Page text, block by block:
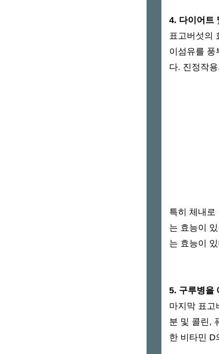
4. 다이어트
표고버섯의
이섬유를 풍
다. 진정작
특히 체내로
는 효능이
는 효능이
5. 구루병을
마지막 표고
분 및 콜린,
한 비타민 D